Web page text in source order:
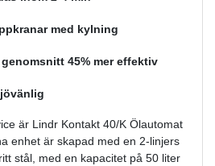
med kylning
45% mer effektiv
är Lindr Kontakt 40/K Ölautomat
enhet är skapad med en 2-linjers
stål, med en kapacitet på 50 liter